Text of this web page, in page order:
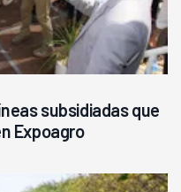
subsidiadas que
Expoagro